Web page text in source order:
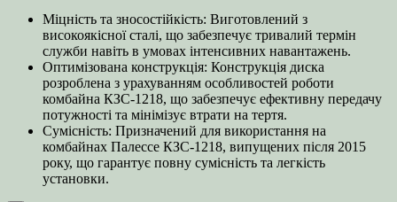
Міцність та зносостійкість: Виготовлений з
високоякісної сталі, що забезпечує тривалий термін
служби навіть в умовах інтенсивних навантажень.
Оптимізована конструкція: Конструкція диска
розроблена з урахуванням особливостей роботи
комбайна КЗС-1218, що забезпечує ефективну передачу
потужності та мінімізує втрати на тертя.
Сумісність: Призначений для використання на
комбайнах Палессе КЗС-1218, випущених після 2015
року, що гарантує повну сумісність та легкість
установки.